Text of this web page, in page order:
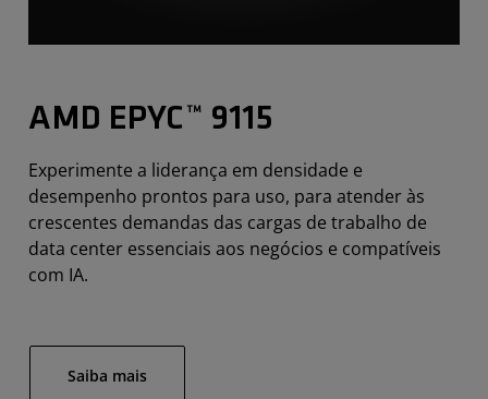
AMD EPYC™ 9115
Experimente a liderança em densidade e
desempenho prontos para uso, para atender às
crescentes demandas das cargas de trabalho de
data center essenciais aos negócios e compatíveis
com IA.
Saiba mais